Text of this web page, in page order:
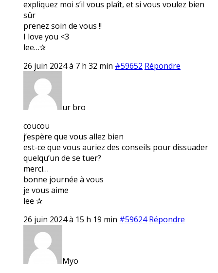
expliquez moi s’il vous plaît, et si vous voulez bien
sûr
prenez soin de vous !!
I love you <3
lee…✰
26 juin 2024 à 7 h 32 min #59652 Répondre
ur bro
coucou
j’espère que vous allez bien
est-ce que vous auriez des conseils pour dissuader
quelqu’un de se tuer?
merci…
bonne journée à vous
je vous aime
lee ✰
26 juin 2024 à 15 h 19 min #59624 Répondre
Myo